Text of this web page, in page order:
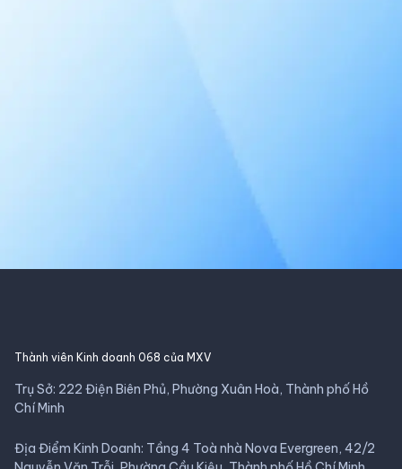
Thành viên Kinh doanh 068 của MXV
Trụ Sở: 222 Điện Biên Phủ, Phường Xuân Hoà, Thành phố Hồ
Chí Minh
Địa Điểm Kinh Doanh: Tầng 4 Toà nhà Nova Evergreen, 42/2